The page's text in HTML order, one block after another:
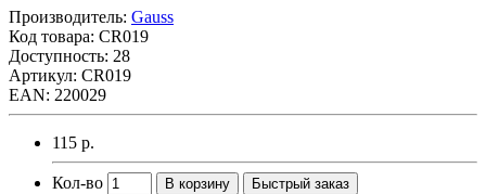
Производитель: Gauss
Код товара: CR019
Доступность: 28
Артикул: CR019
EAN: 220029
115 р.
Кол-во В корзину Быстрый заказ